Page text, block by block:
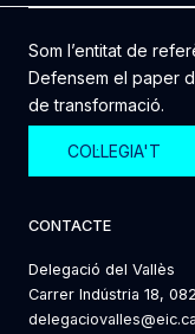
Som l’entitat de
Defensem el paper
de transformació.
COL·LEGIA'T
CONTACTE
Delegació del Vallès
Carrer Indústria 18,